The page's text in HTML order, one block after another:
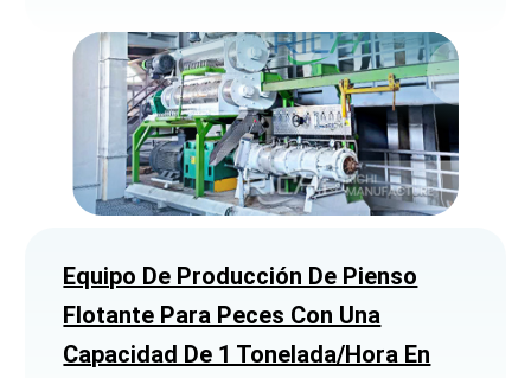
Equipo De Producción De Pienso
Flotante Para Peces Con Una
Capacidad De 1 Tonelada/hora En